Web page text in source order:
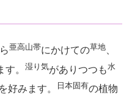
亜高山帯にかけての草地、
。 湿り気がありつつも 水
好みます。 日本固有の植物